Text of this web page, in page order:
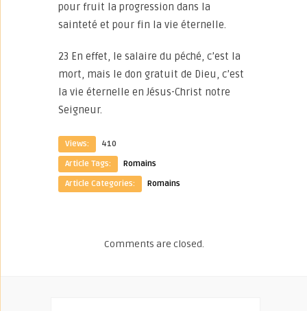
pour fruit la progression dans la
sainteté et pour fin la vie éternelle.
23 En effet, le salaire du péché, c’est la
mort, mais le don gratuit de Dieu, c’est
la vie éternelle en Jésus-Christ notre
Seigneur.
Views:
410
Article Tags:
Romains
Article Categories:
Romains
Comments are closed.